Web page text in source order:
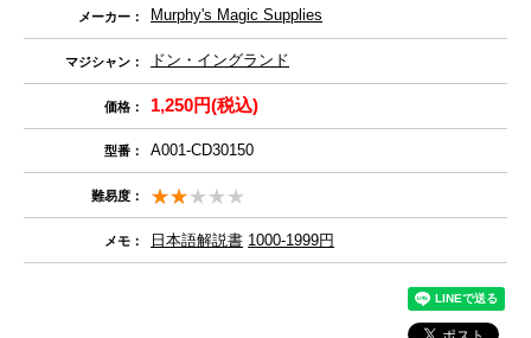
メーカー： Murphy's Magic Supplies
マジシャン： ドン・イングランド
価格： 1,250円(税込)
型番： A001-CD30150
難易度：
メモ： 日本語解説書 1000-1999円